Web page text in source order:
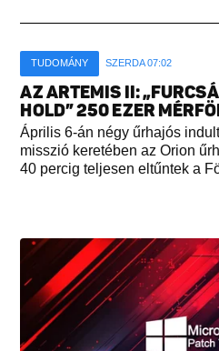
TUDOMÁNY SZERDA 07:02
AZ ARTEMIS II:
HOLD” 250 EZER
Április 6-án négy űrhajós indult
misszió keretében az Orion
40 percig teljesen eltűntek a